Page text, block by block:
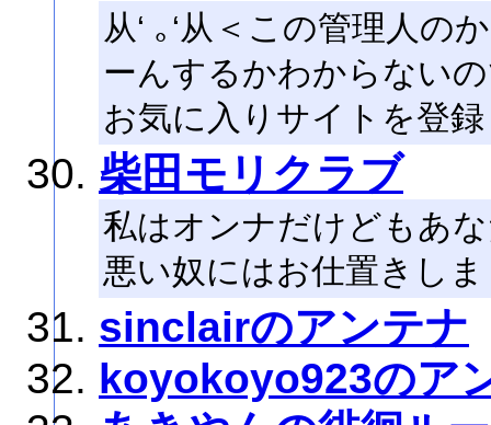
从‘ ｡‘从＜この管理人の
ーんするかわからない
お気に入りサイトを登
柴田モリクラブ
私はオンナだけどもあ
悪い奴にはお仕置きし
sinclairのアンテナ
koyokoyo923のア